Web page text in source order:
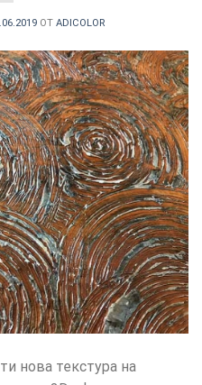
ОТ ADICOLOR
нова текстура на